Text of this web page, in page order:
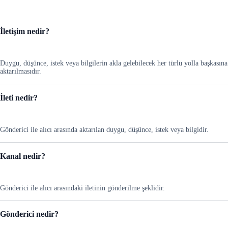
İletişim nedir?
Duygu, düşünce, istek veya bilgilerin akla gelebilecek her türlü yolla başkasına
aktarılmasıdır.
İleti nedir?
Gönderici ile alıcı arasında aktarılan duygu, düşünce, istek veya bilgidir.
Kanal nedir?
Gönderici ile alıcı arasındaki iletinin gönderilme şeklidir.
Gönderici nedir?